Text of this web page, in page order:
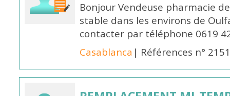
Bonjour Vendeuse pharmacie
stable dans les environs de
contacter par téléphone 0619
Casablanca | Références n°